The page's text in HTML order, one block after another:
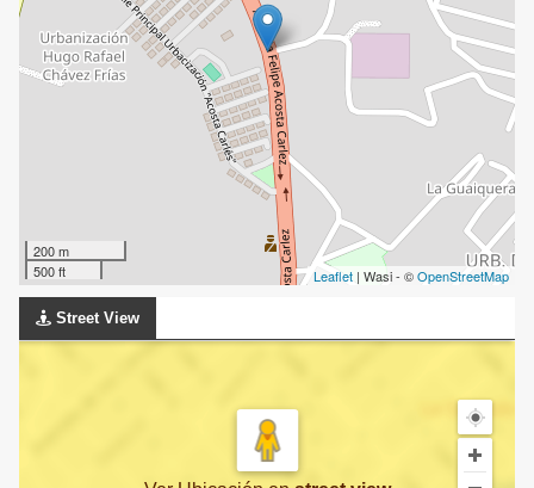
200 m
500 ft
Leaflet | Wasi - ©OpenStreetMap
Street View